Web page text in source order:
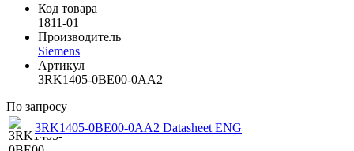
Код товара
1811-01
Производитель
Siemens
Артикул
3RK1405-0BE00-0AA2
По запросу
3RK1405-0BE00-0AA2 Datasheet ENG